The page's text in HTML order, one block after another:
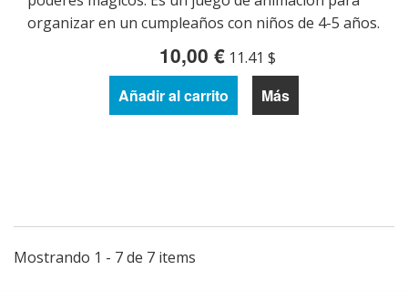
organizar en un cumpleaños con niños de 4-5 años.
10,00 € 11.41 $
Añadir al carrito Más
Mostrando 1 - 7 de 7 items